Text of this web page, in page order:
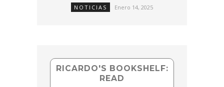
NOTICIAS Enero 14, 2025
RICARDO'S BOOKSHELF:
READ